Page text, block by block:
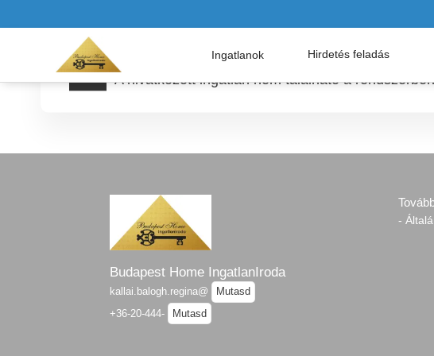
Ingatlanok Hirdetés feladás
A hivatkozott ingatlan nem található a
Budapest Home IngatlanIroda
kallai.balogh.regina@
Mutasd
+36-20-444-
Mutasd
-